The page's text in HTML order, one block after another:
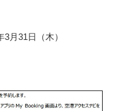
31日（木）